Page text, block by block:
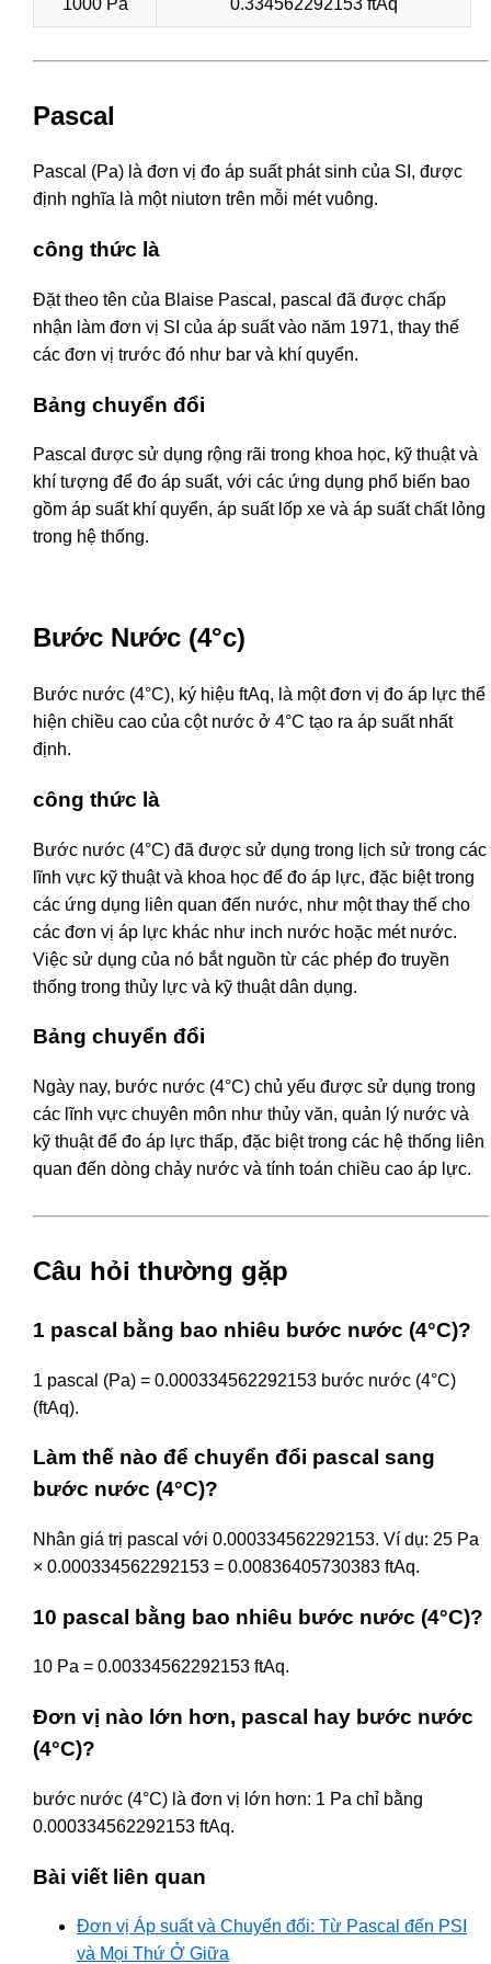
Pascal
Pascal (Pa) là đơn vị đo áp suất phát sinh của SI, được
định nghĩa là một niutơn trên mỗi mét vuông.
công thức là
Đặt theo tên của Blaise Pascal, pascal đã được chấp
nhận làm đơn vị SI của áp suất vào năm 1971, thay thế
các đơn vị trước đó như bar và khí quyển.
Bảng chuyển đổi
Pascal được sử dụng rộng rãi trong khoa học, kỹ thuật và
khí tượng để đo áp suất, với các ứng dụng phổ biến bao
gồm áp suất khí quyển, áp suất lốp xe và áp suất chất lỏng
trong hệ thống.
Bước Nước (4°c)
Bước nước (4°C), ký hiệu ftAq, là một đơn vị đo áp lực thể
hiện chiều cao của cột nước ở 4°C tạo ra áp suất nhất
định.
công thức là
Bước nước (4°C) đã được sử dụng trong lịch sử trong các
lĩnh vực kỹ thuật và khoa học để đo áp lực, đặc biệt trong
các ứng dụng liên quan đến nước, như một thay thế cho
các đơn vị áp lực khác như inch nước hoặc mét nước.
Việc sử dụng của nó bắt nguồn từ các phép đo truyền
thống trong thủy lực và kỹ thuật dân dụng.
Bảng chuyển đổi
Ngày nay, bước nước (4°C) chủ yếu được sử dụng trong
các lĩnh vực chuyên môn như thủy văn, quản lý nước và
kỹ thuật để đo áp lực thấp, đặc biệt trong các hệ thống liên
quan đến dòng chảy nước và tính toán chiều cao áp lực.
Câu hỏi thường gặp
1 pascal bằng bao nhiêu bước nước (4°C)?
1 pascal (Pa) = 0.000334562292153 bước nước (4°C)
(ftAq).
Làm thế nào để chuyển đổi pascal sang
bước nước (4°C)?
Nhân giá trị pascal với 0.000334562292153. Ví dụ: 25 Pa
× 0.000334562292153 = 0.00836405730383 ftAq.
10 pascal bằng bao nhiêu bước nước (4°C)?
10 Pa = 0.00334562292153 ftAq.
Đơn vị nào lớn hơn, pascal hay bước nước
(4°C)?
bước nước (4°C) là đơn vị lớn hơn: 1 Pa chỉ bằng
0.000334562292153 ftAq.
Bài viết liên quan
Đơn vị Áp suất và Chuyển đổi: Từ Pascal đến PSI
và Mọi Thứ Ở Giữa